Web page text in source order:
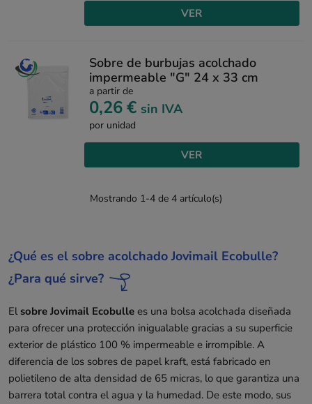
VER
Sobre de burbujas acolchado
impermeable "G" 24 x 33 cm
a partir de
0,26 € sin IVA
por unidad
VER
Mostrando 1-4 de 4 artículo(s)
¿Qué es el sobre acolchado Jovimail Ecobulle?
¿Para qué sirve?
El sobre Jovimail Ecobulle es una bolsa acolchada diseñada
para ofrecer una protección inigualable gracias a su superficie
exterior de plástico 100 % impermeable e irrompible. A
diferencia de los sobres de papel kraft, está fabricado en
polietileno de alta densidad de 65 micras, lo que garantiza una
barrera total contra el agua y la humedad. De este modo, sus